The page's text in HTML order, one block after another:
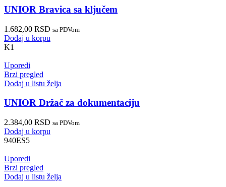
UNIOR Bravica sa ključem
1.682,00 RSD sa PDVom
Dodaj u korpu
K1
Uporedi
Brzi pregled
Dodaj u listu želja
UNIOR Držač za dokumentaciju
2.384,00 RSD sa PDVom
Dodaj u korpu
940ES5
Uporedi
Brzi pregled
Dodaj u listu želja